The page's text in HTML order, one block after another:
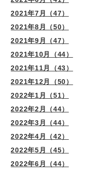
2021年7月（47）
2021年8月（50）
2021年9月（47）
2021年10月（44）
2021年11月（43）
2021年12月（50）
2022年1月（51）
2022年2月（44）
2022年3月（44）
2022年4月（42）
2022年5月（45）
2022年6月（44）